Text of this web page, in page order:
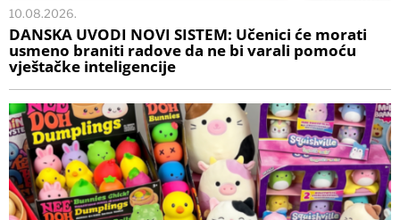
10.08.2026.
DANSKA UVODI NOVI SISTEM: Učenici će morati
usmeno braniti radove da ne bi varali pomoću
vještačke inteligencije